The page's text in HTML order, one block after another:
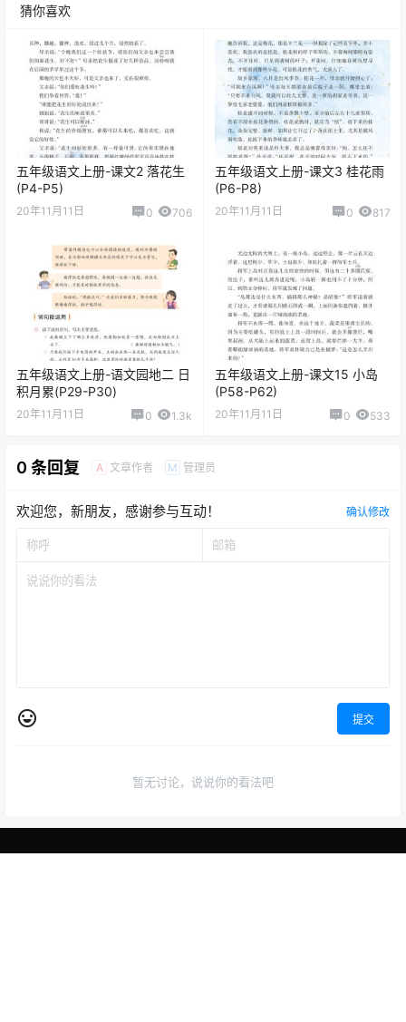
猜你喜欢
五年级语文上册-课文2 落花生
(P4-P5)
20年11月11日 0 706
五年级语文上册-课文3 桂花雨
(P6-P8)
20年11月11日 0 817
五年级语文上册-语文园地二 日
积月累(P29-P30)
20年11月11日 0 1.3k
五年级语文上册-课文15 小岛
(P58-P62)
20年11月11日 0 533
0 条回复 A 文章作者 M 管理员
欢迎您，新朋友，感谢参与互动！ 确认修改
提交
暂无讨论，说说你的看法吧